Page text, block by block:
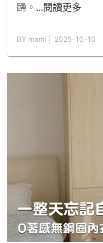
躁。 ...閱讀更多
BY mami │ 2025-10-10